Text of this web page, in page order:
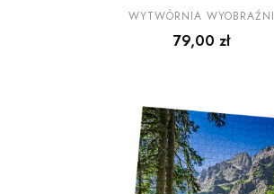
widoki wz1 - z
pudełkiem
PRODUCENT
WYTWÓRNIA WYOBRAŹNI
Cena
79,00 zł